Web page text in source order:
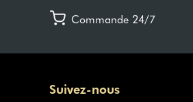
Commande 24/7
Suivez-nous